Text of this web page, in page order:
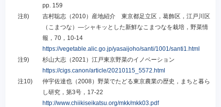
pp. 159
注8)
吉村聡志（2010）産地紹介 東京都足立区，葛飾区，江戸川区
（こまつな）―シャキッとした新鮮なこまつなを栽培，野菜情
報，70，10-14
https://vegetable.alic.go.jp/yasaijoho/santi/1001/santi1.html
注9)
杉山大志（2021）江戸東京野菜のイノベーション
https://cigs.canon/article/20210115_5572.html
注10)
仲宇佐達也（2008）野菜でたどる東京農業の歴史，まちと暮ら
し研究，第3号，17-22
http://www.chiikiseikatsu.org/mkk/mkk03.pdf